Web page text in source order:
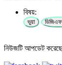
বিষয়:
ভুয়া
নিউজটি আপডেট